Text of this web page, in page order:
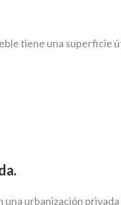
tiene una superficie
urbanización